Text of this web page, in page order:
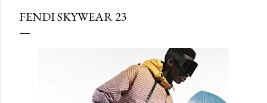
FENDI SKYWEAR 23